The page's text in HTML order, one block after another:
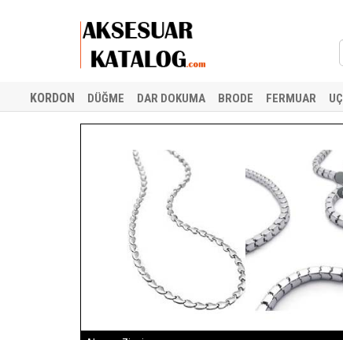
KORDON DÜĞME DAR DOKUMA BRODE FERMUAR